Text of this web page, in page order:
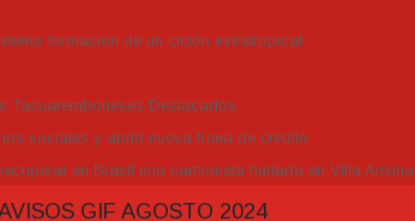
formación de un ciclón extratropical
Tacuaremboneses Destacados
sociales y abrió nueva línea de crédito
en Brasil una camioneta hurtada en Villa Ansina